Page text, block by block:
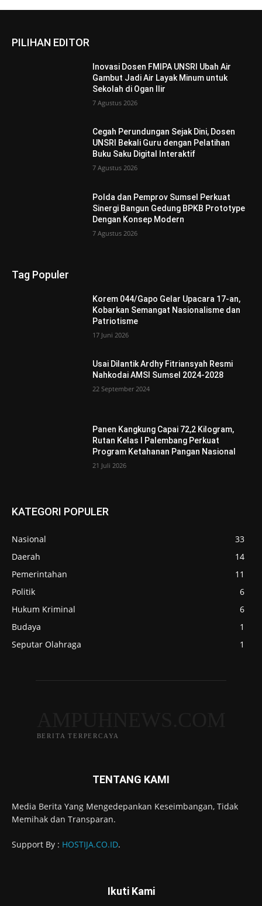
PILIHAN EDITOR
Inovasi Dosen FMIPA UNSRI Ubah Air
Gambut Jadi Air Layak Minum untuk
Sekolah di Ogan Ilir
7 Agustus 2026
Cegah Perundungan Sejak Dini, Dosen
UNSRI Bekali Guru dengan Pelatihan
Buku Saku Digital Interaktif
7 Agustus 2026
Polda dan Pemprov Sumsel Perkuat
Sinergi Bangun Gedung BPKB Prototype
Dengan Konsep Modern
7 Agustus 2026
Tag Populer
Korem 044/Gapo Gelar Upacara 17-an,
Kobarkan Semangat Nasionalisme dan
Patriotisme
17 Juni 2026
Usai Dilantik Ardhy Fitriansyah Resmi
Nahkodai AMSI Sumsel 2024-2028
22 September 2024
Panen Kangkung Capai 72,2 Kilogram,
Rutan Kelas I Palembang Perkuat
Program Ketahanan Pangan Nasional
21 Juli 2026
KATEGORI POPULER
Nasional
33
Daerah
14
Pemerintahan
11
Politik
6
Hukum Kriminal
6
Budaya
1
Seputar Olahraga
1
BERITA TERPERCAYA
TENTANG KAMI
Media Berita Yang Mengedepankan Keseimbangan, Tidak
Memihak dan Transparan.
Support By : HOSTIJA.CO.ID.
Ikuti Kami